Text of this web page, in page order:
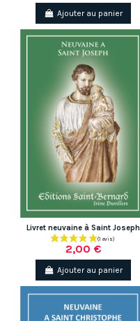
Ajouter au panier
Livret neuvaine à Saint Joseph
2,00 €
Ajouter au panier